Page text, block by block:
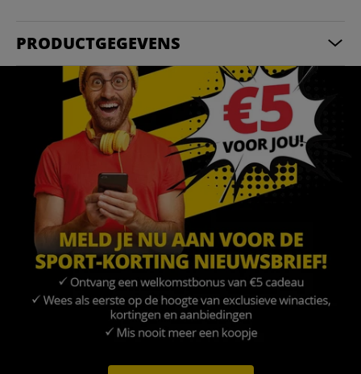
PRODUCTGEGEVENS